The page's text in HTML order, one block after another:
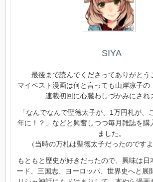
SIYA
最後まで読んでくださってありがとう
マイベスト漫画は何と言っても山岸凉子の
連載初回に心臓わしづかみにされ
「なんでなんで聖徳太子が、1万円札が、
年に！？」などと興奮しつつ毎月雑誌を購
ました。
（当時の万札は聖徳太子だったのです
もともと歴史が好きだったので、興味は日
ード、三国志、ヨーロッパ、世界史へと展